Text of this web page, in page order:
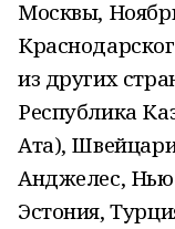
Москвы,
из других
Республика
Ата),
Анджелес,
Эстония,